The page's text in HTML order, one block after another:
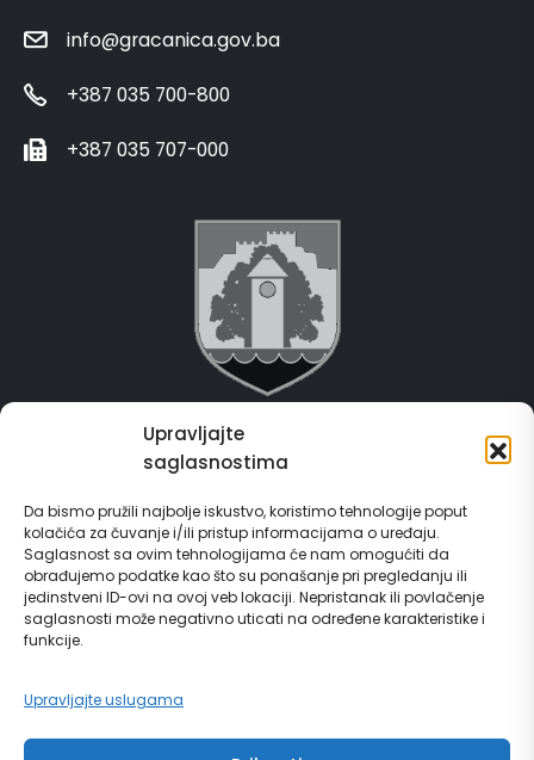
Upravljajte
saglasnostima
Da bismo pružili najbolje iskustvo, koristimo tehnologije poput
kolačića za čuvanje i/ili pristup informacijama o uređaju.
Saglasnost sa ovim tehnologijama će nam omogućiti da
obrađujemo podatke kao što su ponašanje pri pregledanju ili
jedinstveni ID-ovi na ovoj veb lokaciji. Nepristanak ili povlačenje
saglasnosti može negativno uticati na određene karakteristike i
funkcije.
Upravljajte uslugama
info@gracanica.gov.ba
+387 035 700-800
+387 035 707-000
Grad Gračanica
E-Matičar
72 sata sistem
Invest in Gračanica
Vodič za građane